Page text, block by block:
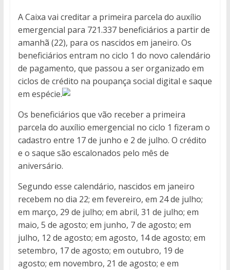
A Caixa vai creditar a primeira parcela do auxílio
emergencial para 721.337 beneficiários a partir de
amanhã (22), para os nascidos em janeiro. Os
beneficiários entram no ciclo 1 do novo calendário
de pagamento, que passou a ser organizado em
ciclos de crédito na poupança social digital e saque
em espécie.
Os beneficiários que vão receber a primeira
parcela do auxílio emergencial no ciclo 1 fizeram o
cadastro entre 17 de junho e 2 de julho. O crédito
e o saque são escalonados pelo mês de
aniversário.
Segundo esse calendário, nascidos em janeiro
recebem no dia 22; em fevereiro, em 24 de julho;
em março, 29 de julho; em abril, 31 de julho; em
maio, 5 de agosto; em junho, 7 de agosto; em
julho, 12 de agosto; em agosto, 14 de agosto; em
setembro, 17 de agosto; em outubro, 19 de
agosto; em novembro, 21 de agosto; e em